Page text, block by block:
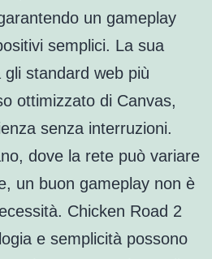
un gameplay
semplici. La sua
standard web più
ottimizzato di Canvas,
senza interruzioni.
dove la rete può variare
un buon gameplay non è
Chicken Road 2
e semplicità possono